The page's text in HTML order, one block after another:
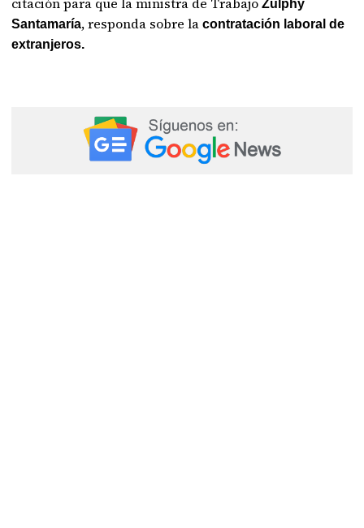
Zulphy
Santamaría, responda sobre lacontratación laboral de
extranjeros.